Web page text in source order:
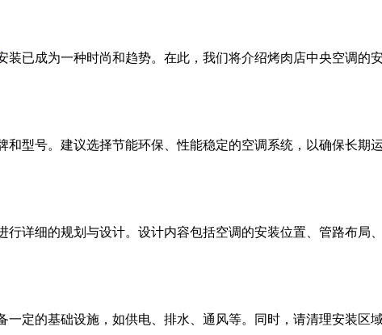
装已成为一种时尚和趋势。在此，我们将介绍烤肉店中央空调的
型号。建议选择节能环保、性能稳定的空调系统，以确保长期
详细的规划与设计。设计内容包括空调的安装位置、管路布局
定的基础设施，如供电、排水、通风等。同时，请清理安装区